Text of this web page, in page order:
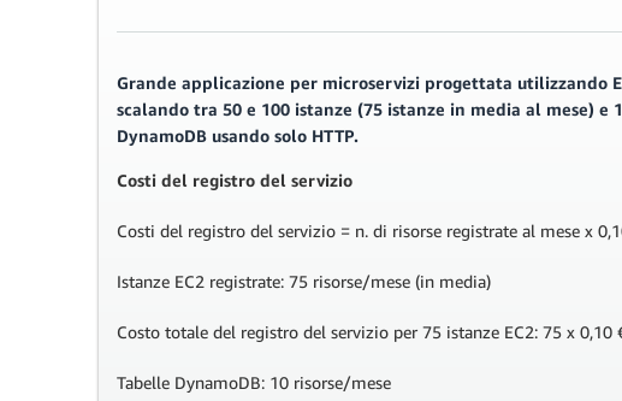
Grande applicazione per microservizi progettata utilizzando
scalando tra 50 e 100 istanze (75 istanze in media al mese) e
DynamoDB usando solo HTTP.
Costi del registro del servizio
Costi del registro del servizio = n. di risorse registrate al mese x
Istanze EC2 registrate: 75 risorse/mese (in media)
Costo totale del registro del servizio per 75 istanze EC2: 75 x 0,10
Tabelle DynamoDB: 10 risorse/mese